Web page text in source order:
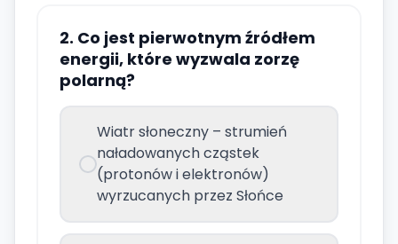
2. Co jest pierwotnym źródłem
energii, które wyzwala zorzę
polarną?
Wiatr słoneczny – strumień
naładowanych cząstek
(protonów i elektronów)
wyrzucanych przez Słońce